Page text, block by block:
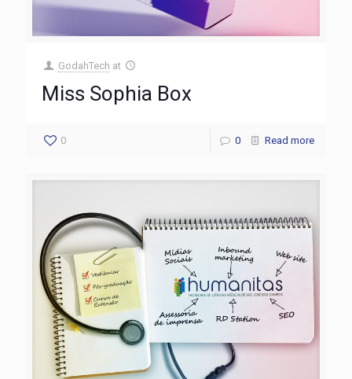
GodahTech at
Miss Sophia Box
0 0 Read more